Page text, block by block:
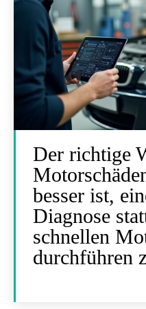
Der richtige
besser ist,
Diagnose
schnellen
durchführen